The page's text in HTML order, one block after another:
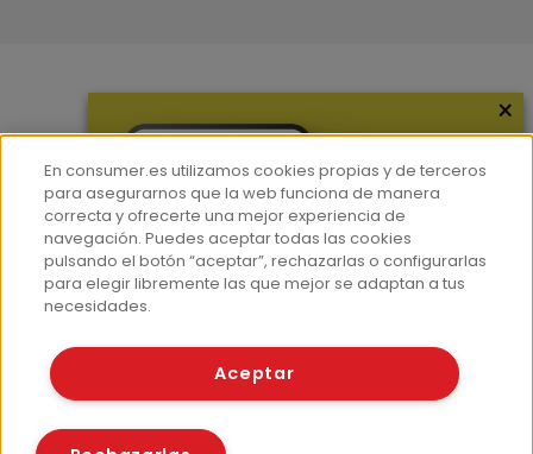
Hemeroteca
Contacto
Prensa
Corpus Lingüístico Consumer
© Fundación EROSKI
Políticas de cookies
×
En consumer.es utilizamos cookies propias y de terceros
para asegurarnos que la web funciona de manera
correcta y ofrecerte una mejor experiencia de
navegación. Puedes aceptar todas las cookies
pulsando el botón “aceptar”, rechazarlas o configurarlas
para elegir libremente las que mejor se adaptan a tus
necesidades.
Aceptar